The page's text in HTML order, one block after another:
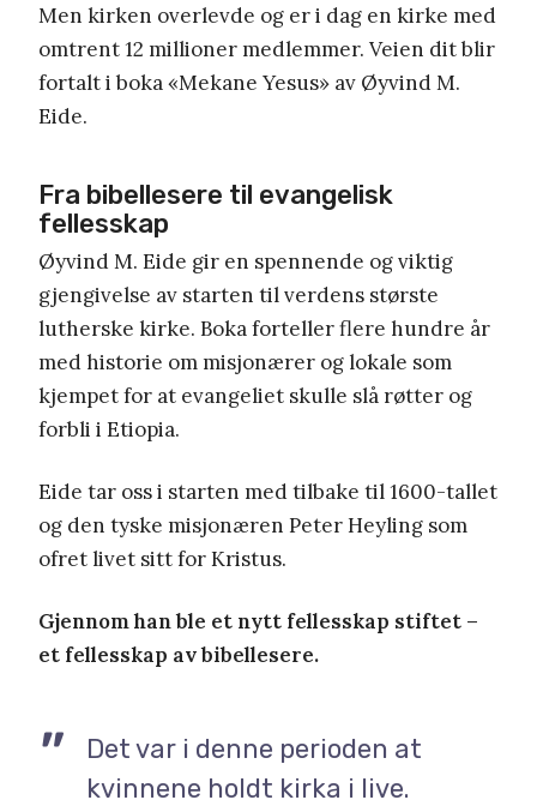
Men kirken overlevde og er i dag en kirke med
omtrent 12 millioner medlemmer. Veien dit blir
fortalt i boka «Mekane Yesus» av Øyvind M.
Eide.
Fra bibellesere til evangelisk
fellesskap
Øyvind M. Eide gir en spennende og viktig
gjengivelse av starten til verdens største
lutherske kirke. Boka forteller flere hundre år
med historie om misjonærer og lokale som
kjempet for at evangeliet skulle slå røtter og
forbli i Etiopia.
Eide tar oss i starten med tilbake til 1600-tallet
og den tyske misjonæren Peter Heyling som
ofret livet sitt for Kristus.
Gjennom han ble et nytt fellesskap stiftet –
et fellesskap av bibellesere.
Det var i denne perioden at
kvinnene holdt kirka i live.